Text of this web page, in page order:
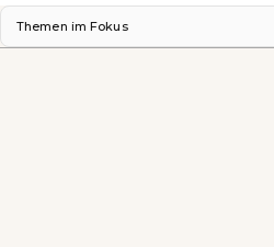
Themen im Fokus